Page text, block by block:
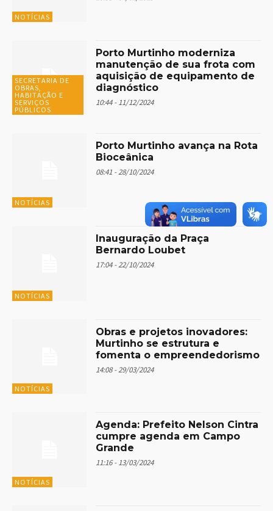
NOTÍCIAS
SECRETARIA DE
OBRAS,
HABITAÇÃO E
SERVIÇOS
PÚBLICOS
Porto Murtinho moderniza
manutenção de sua frota com
aquisição de equipamento de
diagnóstico
10:44 - 11/12/2024
NOTÍCIAS
Porto Murtinho avança na Rota
Bioceânica
08:41 - 28/10/2024
NOTÍCIAS
Inauguração da Praça
Bernardo Loubet
17:04 - 22/10/2024
NOTÍCIAS
Obras e projetos inovadores:
Murtinho se estrutura e
fomenta o empreendedorismo
14:08 - 29/03/2024
NOTÍCIAS
Agenda: Prefeito Nelson Cintra
cumpre agenda em Campo
Grande
11:16 - 13/03/2024